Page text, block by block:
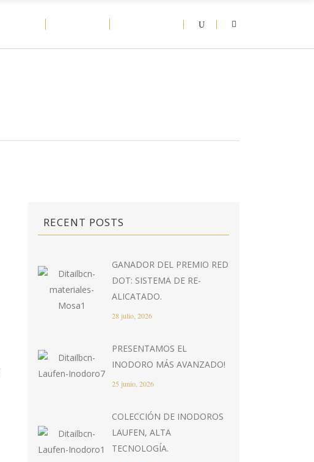
RECENT POSTS
GANADOR DEL PREMIO RED
DOT: SISTEMA DE RE-
ALICATADO.
28 julio, 2026
PRESENTAMOS EL
INODORO MÁS AVANZADO!
25 junio, 2026
COLECCIÓN DE INODOROS
LAUFEN, ALTA
TECNOLOGÍA.